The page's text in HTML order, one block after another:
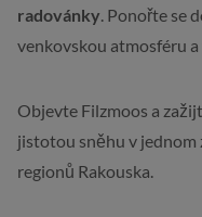
radovánky . Ponořte se
venkovskou atmosféru
Objevte Filzmoos a
jistotou sněhu v jednom
regionů Rakouska.